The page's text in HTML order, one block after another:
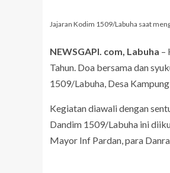
Jajaran Kodim 1509/Labuha saat
NEWSGAPI. com, Labuha –
Tahun. Doa bersama dan
1509/Labuha, Desa
Kegiatan diawali dengan
Dandim 1509/Labuha ini
Mayor Inf Pardan, para